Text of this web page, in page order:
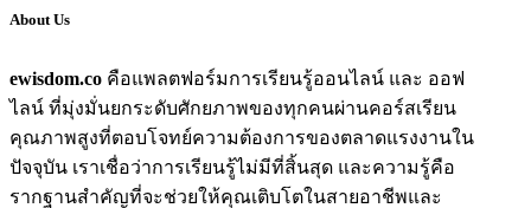
About Us
ewisdom.co คือแพลตฟอร์มการเรียนรู้ออนไลน์ และ ออฟ
ไลน์ ที่มุ่งมั่นยกระดับศักยภาพของทุกคนผ่านคอร์สเรียน
คุณภาพสูงที่ตอบโจทย์ความต้องการของตลาดแรงงานใน
ปัจจุบัน เราเชื่อว่าการเรียนรู้ไม่มีที่สิ้นสุด และความรู้คือ
รากฐานสำคัญที่จะช่วยให้คุณเติบโตในสายอาชีพและ